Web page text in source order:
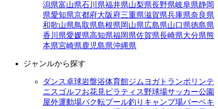
潟県富山県石川県福井県山梨県長野県岐阜県静岡
県愛知県京都府大阪府三重県滋賀県兵庫県奈良県
和歌山県鳥取県島根県岡山県広島県山口県徳島県
香川県愛媛県高知県福岡県佐賀県長崎県大分県熊
本県宮崎県鹿児島県沖縄県
ジャンルから探す
ダンス卓球岩盤浴体育館ジム ヨガトランポリンテ
ニス ゴルフお花見 ピラティス野球場サッカー公園
屋外運動場バク転プール釣り キャンプ場バーベキ